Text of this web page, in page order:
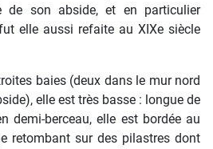
de son abside, et en particulier
elle aussi refaite au XIXe siècle
baies (deux dans le mur nord
elle est très basse : longue de
demi-berceau, elle est bordée au
retombant sur des pilastres dont